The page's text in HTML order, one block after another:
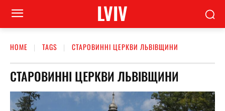
LVIV
HOME TAGS СТАРОВИННІ ЦЕРКВИ ЛЬВІВЩИНИ
СТАРОВИННІ ЦЕРКВИ ЛЬВІВЩИНИ